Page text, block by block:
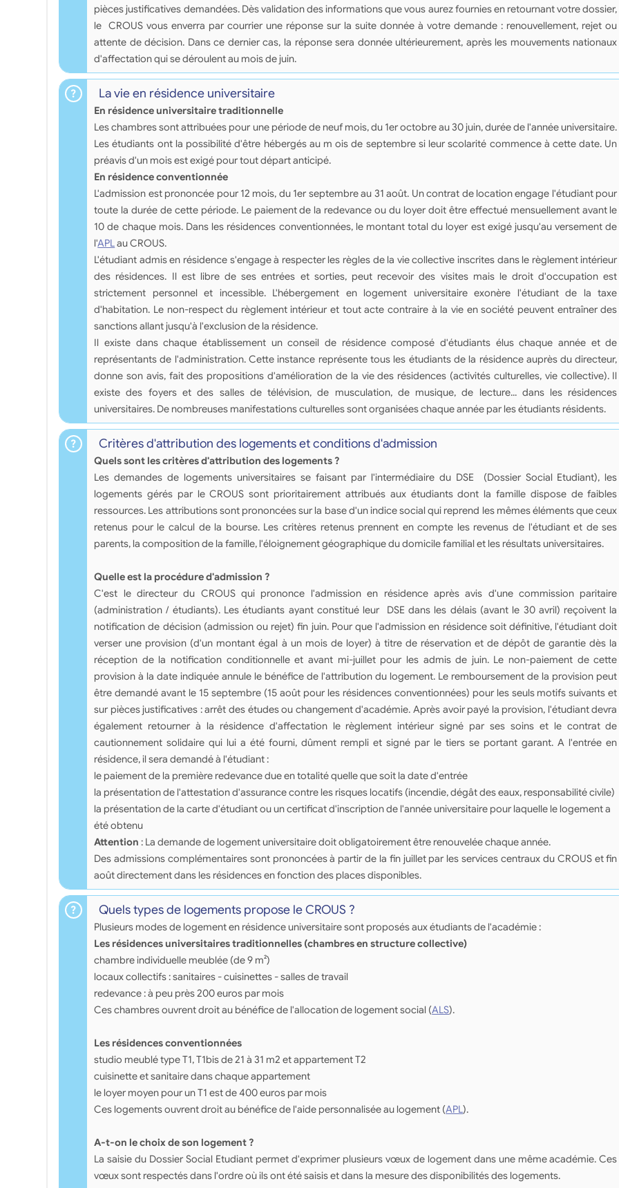
pièces justificatives demandées. Dès validation des informations que vous aurez fournies en retournant votre dossier,
le CROUS vous enverra par courrier une réponse sur la suite donnée à votre demande : renouvellement, rejet ou
attente de décision. Dans ce dernier cas, la réponse sera donnée ultérieurement, après les mouvements nationaux
d'affectation qui se déroulent au mois de juin.
La vie en résidence universitaire
En résidence universitaire traditionnelle
Les chambres sont attribuées pour une période de neuf mois, du 1er octobre au 30 juin, durée de l'année universitaire.
Les étudiants ont la possibilité d'être hébergés au m ois de septembre si leur scolarité commence à cette date. Un
préavis d'un mois est exigé pour tout départ anticipé.
En résidence conventionnée
L'admission est prononcée pour 12 mois, du 1er septembre au 31 août. Un contrat de location engage l'étudiant pour
toute la durée de cette période. Le paiement de la redevance ou du loyer doit être effectué mensuellement avant le
10 de chaque mois. Dans les résidences conventionnées, le montant total du loyer est exigé jusqu'au versement de
l'APLau CROUS.
L'étudiant admis en résidence s'engage à respecter les règles de la vie collective inscrites dans le règlement intérieur
des résidences. Il est libre de ses entrées et sorties, peut recevoir des visites mais le droit d'occupation est
strictement personnel et incessible. L'hébergement en logement universitaire exonère l'étudiant de la taxe
d'habitation. Le non-respect du règlement intérieur et tout acte contraire à la vie en société peuvent entraîner des
sanctions allant jusqu'à l'exclusion de la résidence.
Il existe dans chaque établissement un conseil de résidence composé d'étudiants élus chaque année et de
représentants de l'administration. Cette instance représente tous les étudiants de la résidence auprès du directeur,
donne son avis, fait des propositions d'amélioration de la vie des résidences (activités culturelles, vie collective). Il
existe des foyers et des salles de télévision, de musculation, de musique, de lecture... dans les résidences
universitaires. De nombreuses manifestations culturelles sont organisées chaque année par les étudiants résidents.
Critères d'attribution des logements et conditions d'admission
Quels sont les critères d'attribution des logements ?
Les demandes de logements universitaires se faisant par l'intermédiaire du DSE (Dossier Social Etudiant), les
logements gérés par le CROUS sont prioritairement attribués aux étudiants dont la famille dispose de faibles
ressources. Les attributions sont prononcées sur la base d'un indice social qui reprend les mêmes éléments que ceux
retenus pour le calcul de la bourse. Les critères retenus prennent en compte les revenus de l'étudiant et de ses
parents, la composition de la famille, l'éloignement géographique du domicile familial et les résultats universitaires.
Quelle est la procédure d'admission ?
C'est le directeur du CROUS qui prononce l'admission en résidence après avis d'une commission paritaire
(administration / étudiants). Les étudiants ayant constitué leur DSE dans les délais (avant le 30 avril) reçoivent la
notification de décision (admission ou rejet) fin juin. Pour que l'admission en résidence soit définitive, l'étudiant doit
verser une provision (d'un montant égal à un mois de loyer) à titre de réservation et de dépôt de garantie dès la
réception de la notification conditionnelle et avant mi-juillet pour les admis de juin. Le non-paiement de cette
provision à la date indiquée annule le bénéfice de l'attribution du logement. Le remboursement de la provision peut
être demandé avant le 15 septembre (15 août pour les résidences conventionnées) pour les seuls motifs suivants et
sur pièces justificatives : arrêt des études ou changement d'académie. Après avoir payé la provision, l'étudiant devra
également retourner à la résidence d'affectation le règlement intérieur signé par ses soins et le contrat de
cautionnement solidaire qui lui a été fourni, dûment rempli et signé par le tiers se portant garant. A l'entrée en
résidence, il sera demandé à l'étudiant :
le paiement de la première redevance due en totalité quelle que soit la date d'entrée
la présentation de l'attestation d'assurance contre les risques locatifs (incendie, dégât des eaux, responsabilité civile)
la présentation de la carte d'étudiant ou un certificat d'inscription de l'année universitaire pour laquelle le logement a
été obtenu
Attention : La demande de logement universitaire doit obligatoirement être renouvelée chaque année.
Des admissions complémentaires sont prononcées à partir de la fin juillet par les services centraux du CROUS et fin
août directement dans les résidences en fonction des places disponibles.
Quels types de logements propose le CROUS ?
Plusieurs modes de logement en résidence universitaire sont proposés aux étudiants de l'académie :
Les résidences universitaires traditionnelles (chambres en structure collective)
chambre individuelle meublée (de 9 m²)
locaux collectifs : sanitaires - cuisinettes - salles de travail
redevance : à peu près 200 euros par mois
Ces chambres ouvrent droit au bénéfice de l'allocation de logement social (ALS).
Les résidences conventionnées
studio meublé type T1, T1bis de 21 à 31 m2 et appartement T2
cuisinette et sanitaire dans chaque appartement
le loyer moyen pour un T1 est de 400 euros par mois
Ces logements ouvrent droit au bénéfice de l'aide personnalisée au logement (APL).
A-t-on le choix de son logement ?
La saisie du Dossier Social Etudiant permet d'exprimer plusieurs vœux de logement dans une même académie. Ces
vœux sont respectés dans l'ordre où ils ont été saisis et dans la mesure des disponibilités des logements.